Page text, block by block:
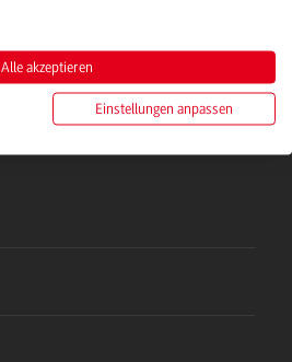
Alle akzeptieren
Einstellungen anpassen